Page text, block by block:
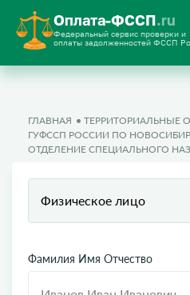
Оплата-ФССП.ru
Федеральный сервис проверки и
оплаты задолженностей ФССП
ГЛАВНАЯ
ТЕРРИТОРИАЛЬНЫЕ
ГУФССП РОССИИ ПО
ОТДЕЛЕНИЕ СПЕЦИАЛЬНОГО
Физическое лицо
Фамилия Имя Отчество